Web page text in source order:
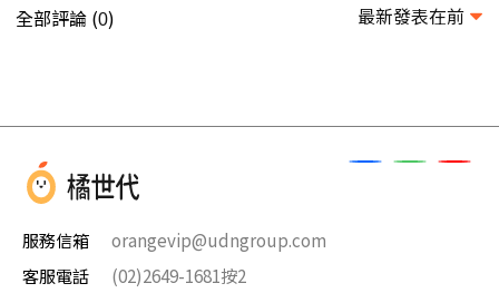
全部評論 (0) 最新發表在前
服務信箱
orangevip@udngroup.com
客服電話
(02)2649-1681按2